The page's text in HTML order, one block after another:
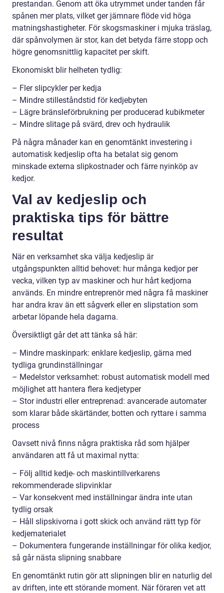
prestandan. Genom att öka utrymmet under tanden får
spånen mer plats, vilket ger jämnare flöde vid höga
matningshastigheter. För skogsmaskiner i mjuka träslag,
där spånvolymen är stor, kan det betyda färre stopp och
högre genomsnittlig kapacitet per skift.
Ekonomiskt blir helheten tydlig:
– Fler slipcykler per kedja
– Mindre stilleståndstid för kedjebyten
– Lägre bränsleförbrukning per producerad kubikmeter
– Mindre slitage på svärd, drev och hydraulik
På några månader kan en genomtänkt investering i
automatisk kedjeslip ofta ha betalat sig genom
minskade externa slipkostnader och färre nyinköp av
kedjor.
Val av kedjeslip och
praktiska tips för bättre
resultat
När en verksamhet ska välja kedjeslip är
utgångspunkten alltid behovet: hur många kedjor per
vecka, vilken typ av maskiner och hur hårt kedjorna
används. En mindre entreprenör med några få maskiner
har andra krav än ett sågverk eller en slipstation som
arbetar löpande hela dagarna.
Översiktligt går det att tänka så här:
– Mindre maskinpark: enklare kedjeslip, gärna med
tydliga grundinställningar
– Medelstor verksamhet: robust automatisk modell med
möjlighet att hantera flera kedjetyper
– Stor industri eller entreprenad: avancerade automater
som klarar både skärtänder, botten och ryttare i samma
process
Oavsett nivå finns några praktiska råd som hjälper
användaren att få ut maximal nytta:
– Följ alltid kedje- och maskintillverkarens
rekommenderade slipvinklar
– Var konsekvent med inställningar ändra inte utan
tydlig orsak
– Håll slipskivorna i gott skick och använd rätt typ för
kedjematerialet
– Dokumentera fungerande inställningar för olika kedjor,
så går nästa slipning snabbare
En genomtänkt rutin gör att slipningen blir en naturlig del
av driften, inte ett störande moment. När föraren vet att